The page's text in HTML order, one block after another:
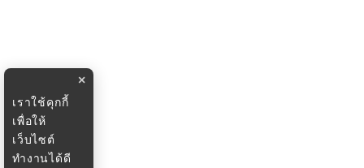
×
เราใช้คุกกี้
เพื่อให้
เว็บไซต์
ทำงานได้ดี